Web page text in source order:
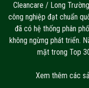
Cleancare / Long
công nghiệp đạt chuẩn
đã có hệ thống phân
không ngừng phát triển.
mặt trong Top
Xem thêm các